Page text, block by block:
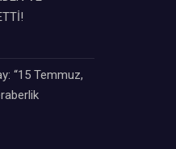
“15 Temmuz,